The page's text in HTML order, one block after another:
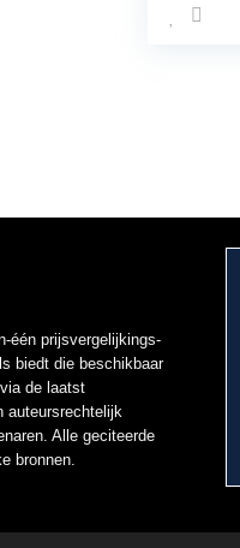
Houder
één prijsvergelijkings-
biedt die beschikbaar
de laatst
auteursrechtelijk
Alle geciteerde
bronnen.